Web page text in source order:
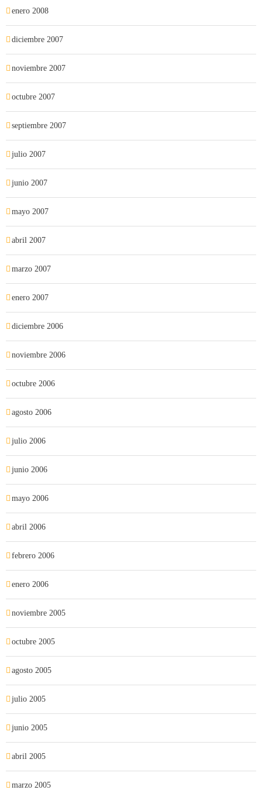
enero 2008
diciembre 2007
noviembre 2007
octubre 2007
septiembre 2007
julio 2007
junio 2007
mayo 2007
abril 2007
marzo 2007
enero 2007
diciembre 2006
noviembre 2006
octubre 2006
agosto 2006
julio 2006
junio 2006
mayo 2006
abril 2006
febrero 2006
enero 2006
noviembre 2005
octubre 2005
agosto 2005
julio 2005
junio 2005
abril 2005
marzo 2005